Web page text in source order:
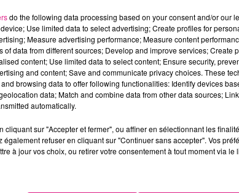
de Ligue 2.
2003-2004,lorsque le
Ligue 2 avec l'AS Saint-
de Ligue 1, gr�ce � son
qui lui imposait de
rel�gation du club � la
le nouveau coach d�crit
do the following data processing based on your consent and/or our
Use limited data to select advertising; Create profiles for
Measure advertising performance; Measure content
of data from different sources; Develop and improve services; Create
content; Use limited data to select content; Ensure security,
and content; Save and communicate privacy choices. These
browsing data to offer following functionalities: Identify devices
data; Match and combine data from other data sources;
automatically.
cliquant sur "Accepter et fermer", ou affiner en sélectionnant les
également refuser en cliquant sur "Continuer sans accepter". Vos
à jour vos choix, ou retirer votre consentement à tout moment via le